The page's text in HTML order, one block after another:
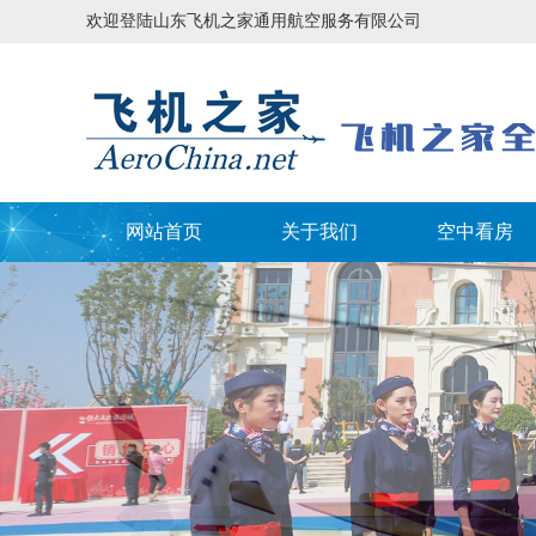
欢迎登陆山东飞机之家通用航空服务有限公司
网站首页 关于我们 空中看房